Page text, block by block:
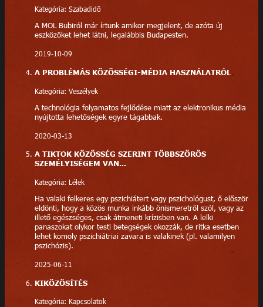
Kategória: Szabadidő
A MOL Bubiról már írtunk amikor megjelent, de azóta új
eszközöket lehet látni, legalábbis Budapesten.
2019-10-09
A PROBLÉMÁS KÖZÖSSÉGI-MÉDIA HASZNÁLATRÓL
Kategória: Veszélyek
A technológia folyamatos fejlődése miatt az elektronikus média
nyújtotta lehetőségek egyre tágabbak.
2020-03-13
A TIKTOK KÖZÖSSÉG SZERINT TÖBBSZÖRÖS
SZEMÉLYISÉGEM VAN...
Kategória: Lélek
Ha valaki felkeres egy pszichiátert vagy pszichológust, ő először
eldönti, hogy a közös munka inkább önismeretről szól, vagy az
illető egészséges, csak átmeneti krízisben van. A lelki
panaszokat olykor testi betegségek okozzák, de ritka esetben
lehet komoly pszichiátriai zavara is valakinek (pl. valamilyen
pszichózis).
2025-06-11
KIKÖZÖSÍTÉS
Kategória: Kapcsolatok